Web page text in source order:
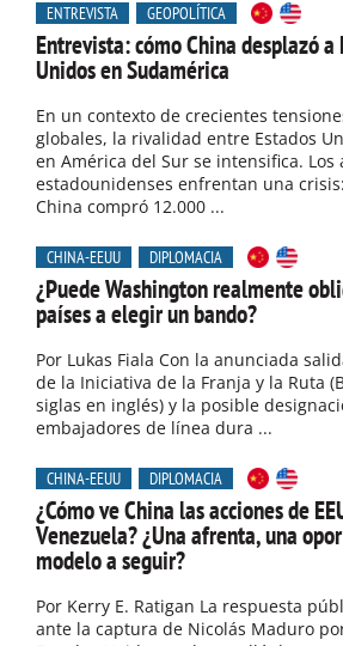
ENTREVISTA GEOPOLÍTICA
Entrevista: cómo China desplazó a
Unidos en Sudamérica
En un contexto de crecientes
globales, la rivalidad entre Estados
en América del Sur se intensifica. Los
estadounidenses enfrentan una
China compró 12.000 ...
CHINA-EEUU DIPLOMACIA
¿Puede Washington realmente
países a elegir un bando?
Por Lukas Fiala Con la anunciada
de la Iniciativa de la Franja y la Ruta
siglas en inglés) y la posible
embajadores de línea dura ...
CHINA-EEUU DIPLOMACIA
¿Cómo ve China las acciones de
Venezuela? ¿Una afrenta, una
modelo a seguir?
Por Kerry E. Ratigan La respuesta
ante la captura de Nicolás Maduro